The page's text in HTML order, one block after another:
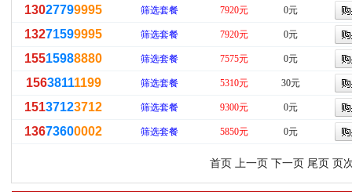
13027799995 筛选套餐 7920元 0元
13271599995 筛选套餐 7920元 0元
15515988880 筛选套餐 7575元 0元
15638111199 筛选套餐 5310元 30元
15137123712 筛选套餐 9300元 0元
13673600002 筛选套餐 5850元 0元
首页 上一页 下一页 尾页页